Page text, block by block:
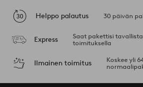
Helppo palautus 30 päivän
Express
Saat pakettisi
toimituksella
Ilmainen toimitus
Koskee yli